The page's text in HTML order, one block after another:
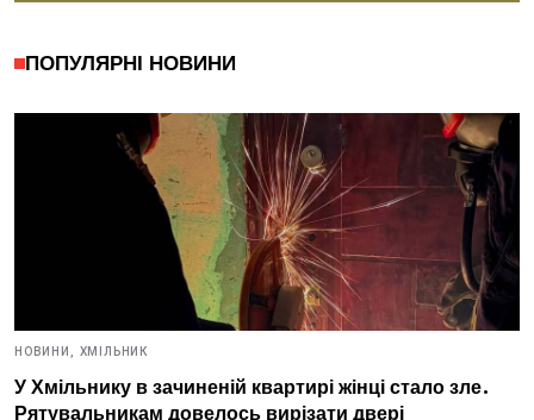
ПОПУЛЯРНІ НОВИНИ
НОВИНИ, ХМІЛЬНИК
У Хмільнику в зачиненій квартирі жінці стало зле.
Рятувальникам довелось вирізати двері